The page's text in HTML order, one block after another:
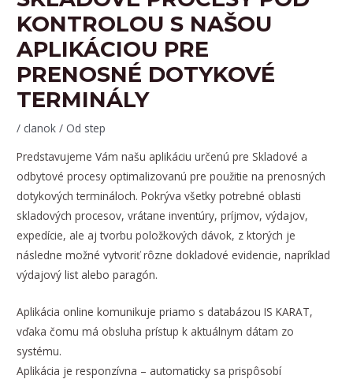
KONTROLOU S NAŠOU
APLIKÁCIOU PRE
PRENOSNÉ DOTYKOVÉ
TERMINÁLY
/ clanok / Od step
Predstavujeme Vám našu aplikáciu určenú pre Skladové a
odbytové procesy optimalizovanú pre použitie na prenosných
dotykových termináloch. Pokrýva všetky potrebné oblasti
skladových procesov, vrátane inventúry, príjmov, výdajov,
expedície, ale aj tvorbu položkových dávok, z ktorých je
následne možné vytvoriť rôzne dokladové evidencie, napríklad
výdajový list alebo paragón.
Aplikácia online komunikuje priamo s databázou IS KARAT,
vďaka čomu má obsluha prístup k aktuálnym dátam zo
systému.
Aplikácia je responzívna – automaticky sa prispôsobí